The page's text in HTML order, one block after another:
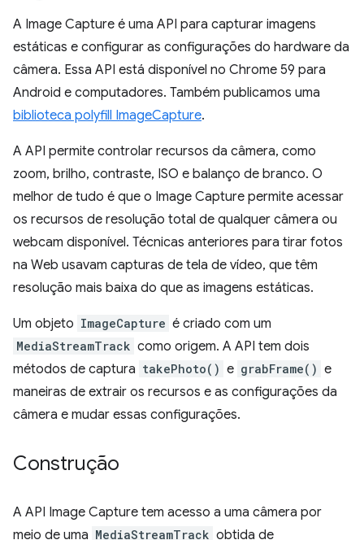
A Image Capture é uma API para capturar imagens
estáticas e configurar as configurações do hardware da
câmera. Essa API está disponível no Chrome 59 para
Android e computadores. Também publicamos uma
biblioteca polyfill ImageCapture.
A API permite controlar recursos da câmera, como
zoom, brilho, contraste, ISO e balanço de branco. O
melhor de tudo é que o Image Capture permite acessar
os recursos de resolução total de qualquer câmera ou
webcam disponível. Técnicas anteriores para tirar fotos
na Web usavam capturas de tela de vídeo, que têm
resolução mais baixa do que as imagens estáticas.
Um objeto ImageCapture é criado com um
MediaStreamTrack como origem. A API tem dois
métodos de captura takePhoto() e grabFrame() e
maneiras de extrair os recursos e as configurações da
câmera e mudar essas configurações.
Construção
A API Image Capture tem acesso a uma câmera por
meio de uma MediaStreamTrack obtida de